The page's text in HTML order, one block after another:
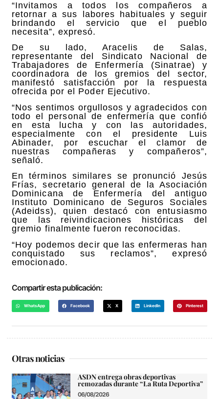
“Invitamos a todos los compañeros a
retornar a sus labores habituales y seguir
brindando el servicio que el pueblo
necesita”, expresó.
De su lado, Aracelis de Salas,
representante del Sindicato Nacional de
Trabajadores de Enfermería (Sinatrae) y
coordinadora de los gremios del sector,
manifestó satisfacción por la respuesta
ofrecida por el Poder Ejecutivo.
“Nos sentimos orgullosos y agradecidos con
todo el personal de enfermería que confió
en esta lucha y con las autoridades,
especialmente con el presidente Luis
Abinader, por escuchar el clamor de
nuestras compañeras y compañeros”,
señaló.
En términos similares se pronunció Jesús
Frías, secretario general de la Asociación
Dominicana de Enfermería del antiguo
Instituto Dominicano de Seguros Sociales
(Adeidss), quien destacó con entusiasmo
que las reivindicaciones históricas del
gremio finalmente fueron reconocidas.
“Hoy podemos decir que las enfermeras han
conquistado sus reclamos”, expresó
emocionado.
Compartir esta publicación:
WhatsApp Facebook X LinkedIn Pinterest
Otras noticias
ASDN entrega obras deportivas
remozadas durante “La Ruta Deportiva”
06/08/2026